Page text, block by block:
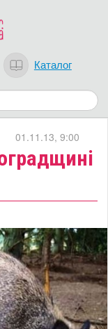
Каталог
01.11.13, 9:00